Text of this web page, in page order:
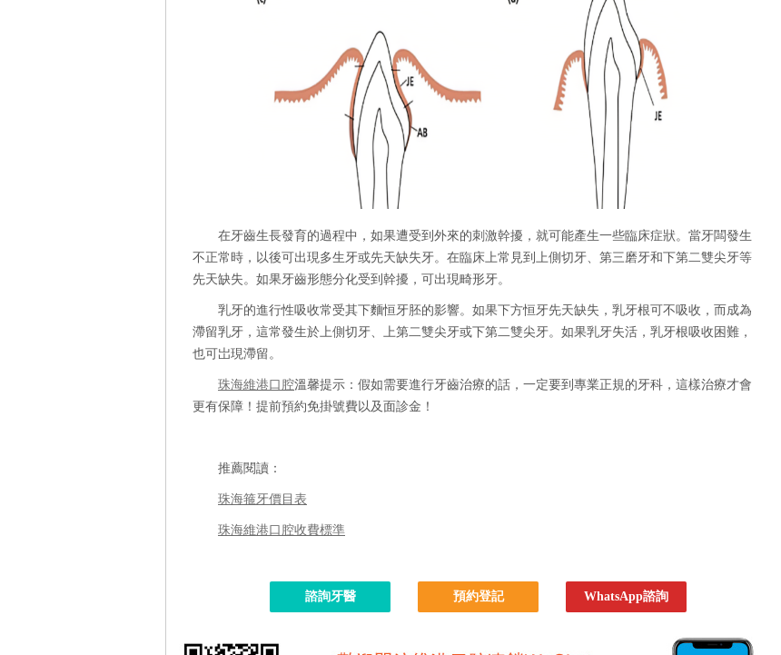
在牙齒生長發育的過程中，如果遭受到外來的刺激幹擾，就可能產生一些臨床症狀。當牙闆發生
不正常時，以後可出現多生牙或先天缺失牙。在臨床上常見到上側切牙、第三磨牙和下第二雙尖牙等
先天缺失。如果牙齒形態分化受到幹擾，可出現畸形牙。
乳牙的進行性吸收常受其下麵恒牙胚的影響。如果下方恒牙先天缺失，乳牙根可不吸收，而成為
滯留乳牙，這常發生於上側切牙、上第二雙尖牙或下第二雙尖牙。如果乳牙失活，乳牙根吸收困難，
也可岀現滯留。
珠海維港口腔溫馨提示：假如需要進行牙齒治療的話，一定要到專業正規的牙科，這樣治療才會
更有保障！提前預約免掛號費以及面診金！
推薦閱讀：
珠海箍牙價目表
珠海維港口腔收費標準
諮詢牙醫 預約登記 WhatsApp諮詢